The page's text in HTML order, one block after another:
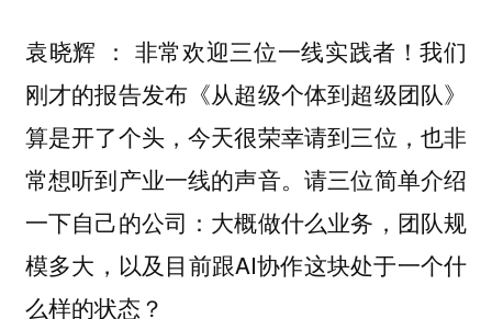
袁晓辉 ： 非常欢迎三位一线实践者！我们
刚才的报告发布《从超级个体到超级团队》
算是开了个头，今天很荣幸请到三位，也非
常想听到产业一线的声音。请三位简单介绍
一下自己的公司：大概做什么业务，团队规
模多大，以及目前跟AI协作这块处于一个什
么样的状态？